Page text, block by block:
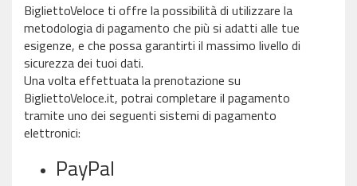
BigliettoVeloce ti offre la possibilità di utilizzare la
metodologia di pagamento che più si adatti alle tue
esigenze, e che possa garantirti il massimo livello di
sicurezza dei tuoi dati.
Una volta effettuata la prenotazione su
BigliettoVeloce.it, potrai completare il pagamento
tramite uno dei seguenti sistemi di pagamento
elettronici:
PayPal